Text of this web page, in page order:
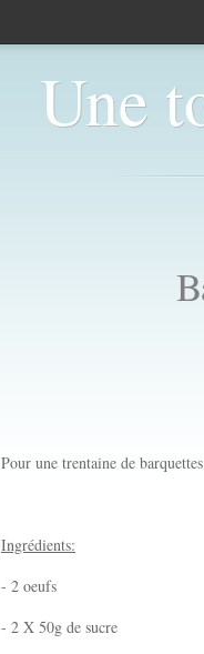
Une
Pour une trentaine de barquettes
Ingrédients:
- 2 oeufs
- 2 X 50g de sucre